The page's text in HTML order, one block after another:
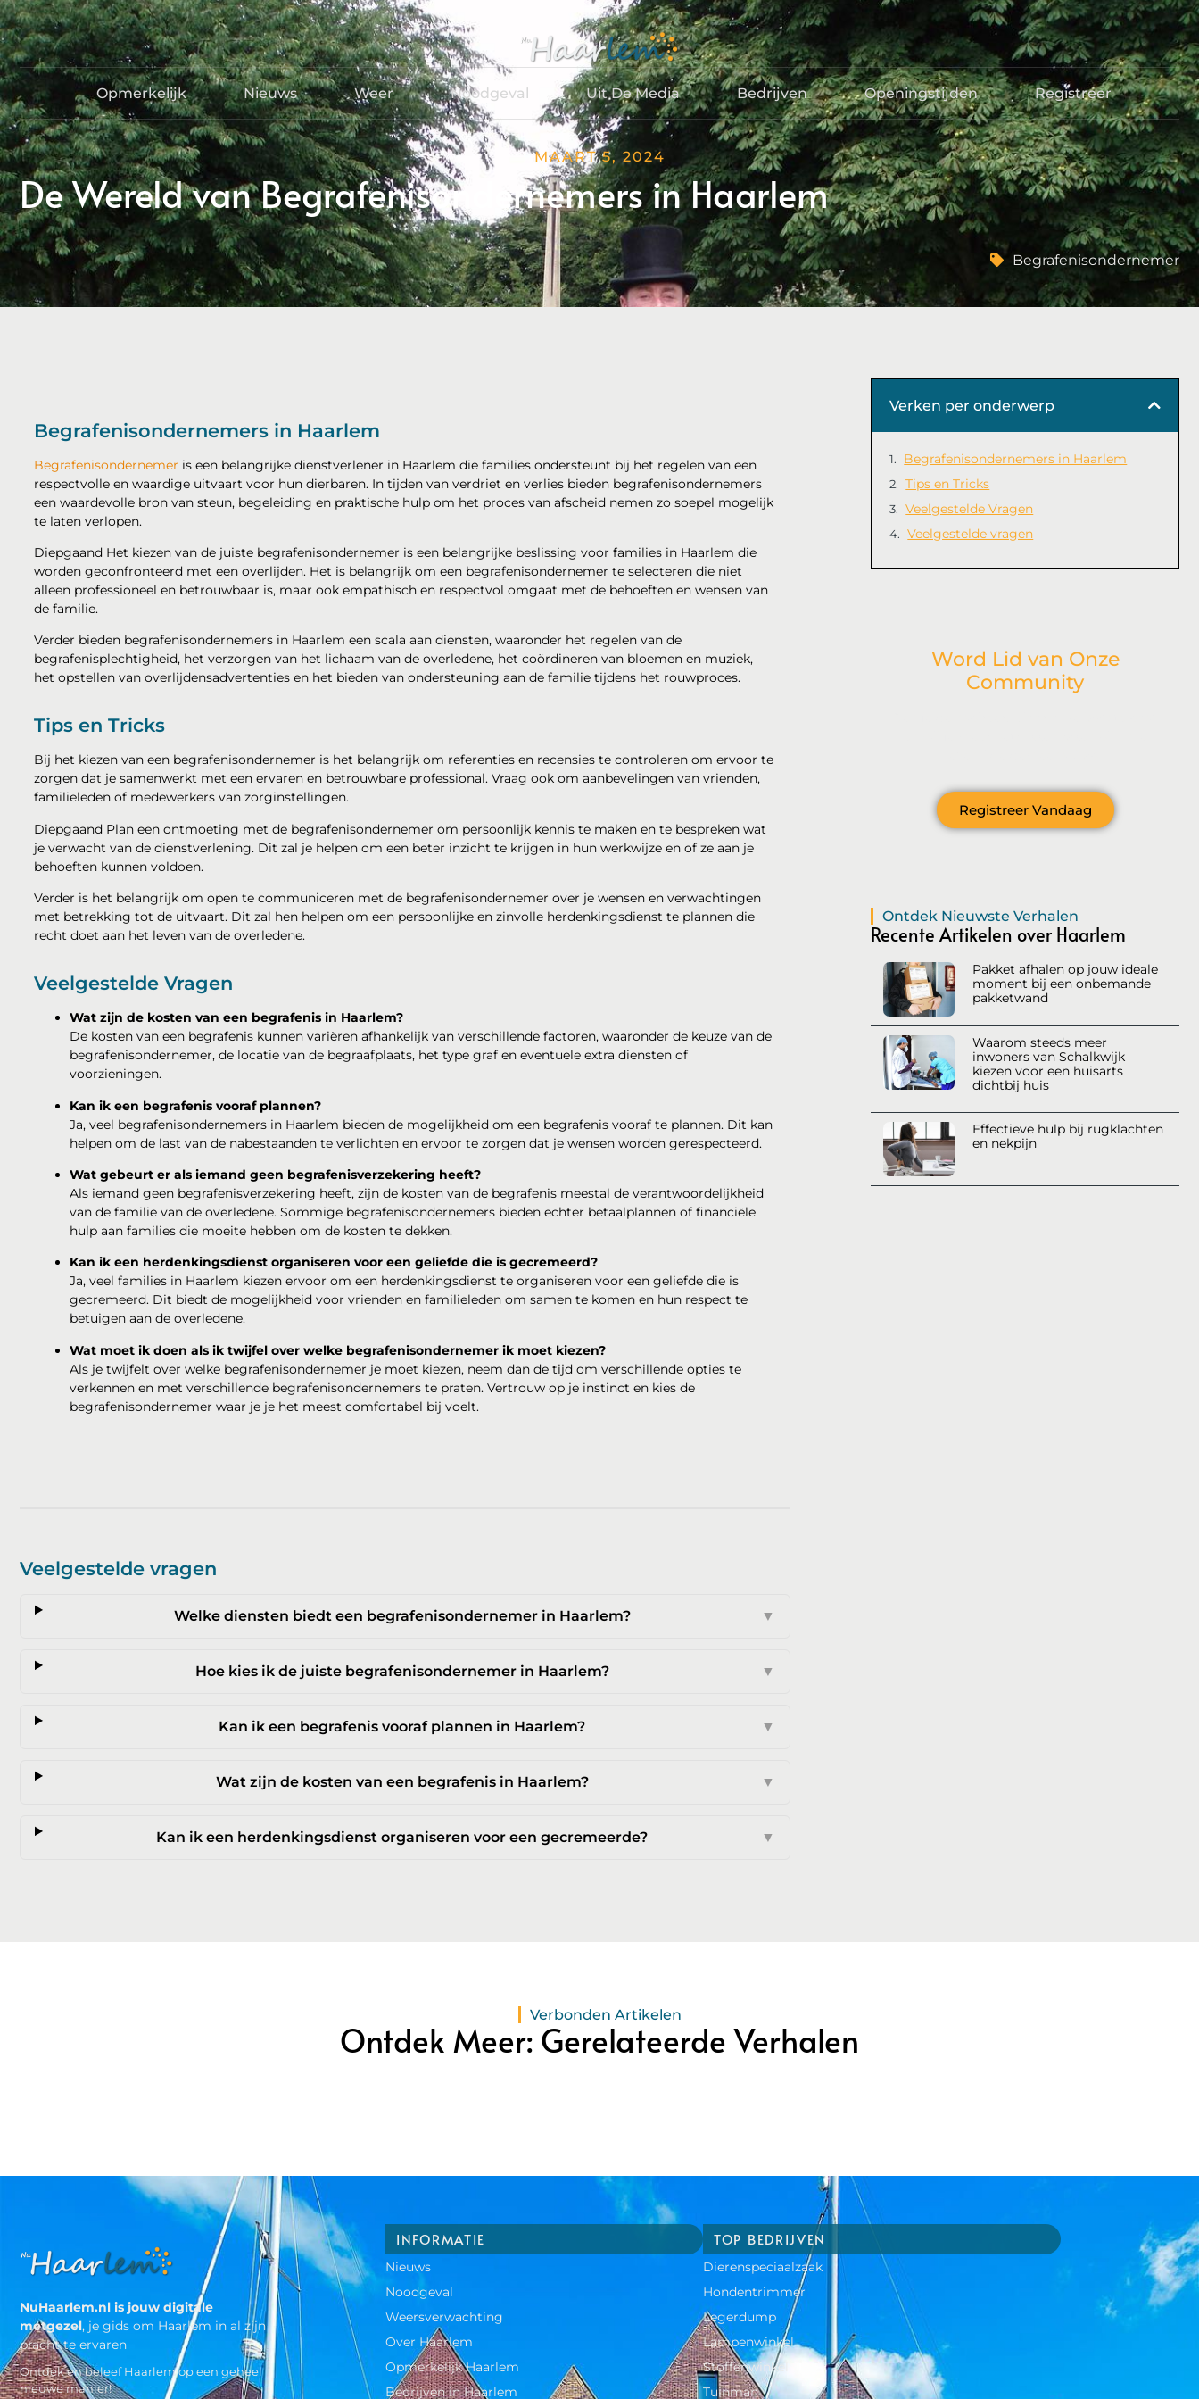
Opmerkelijk Nieuws Weer Noodgeval Uit De Media Bedrijven Openingstijden Registreer
MAART 5, 2024
De Wereld van Begrafenisondernemers in Haarlem
Begrafenisondernemer
Begrafenisondernemers in Haarlem
Begrafenisondernemer is een belangrijke dienstverlener in Haarlem die families ondersteunt bij het regelen van een
respectvolle en waardige uitvaart voor hun dierbaren. In tijden van verdriet en verlies bieden begrafenisondernemers
een waardevolle bron van steun, begeleiding en praktische hulp om het proces van afscheid nemen zo soepel mogelijk
te laten verlopen.
Diepgaand Het kiezen van de juiste begrafenisondernemer is een belangrijke beslissing voor families in Haarlem die
worden geconfronteerd met een overlijden. Het is belangrijk om een begrafenisondernemer te selecteren die niet
alleen professioneel en betrouwbaar is, maar ook empathisch en respectvol omgaat met de behoeften en wensen van
de familie.
Verder bieden begrafenisondernemers in Haarlem een scala aan diensten, waaronder het regelen van de
begrafenisplechtigheid, het verzorgen van het lichaam van de overledene, het coördineren van bloemen en muziek,
het opstellen van overlijdensadvertenties en het bieden van ondersteuning aan de familie tijdens het rouwproces.
Tips en Tricks
Bij het kiezen van een begrafenisondernemer is het belangrijk om referenties en recensies te controleren om ervoor te
zorgen dat je samenwerkt met een ervaren en betrouwbare professional. Vraag ook om aanbevelingen van vrienden,
familieleden of medewerkers van zorginstellingen.
Diepgaand Plan een ontmoeting met de begrafenisondernemer om persoonlijk kennis te maken en te bespreken wat
je verwacht van de dienstverlening. Dit zal je helpen om een beter inzicht te krijgen in hun werkwijze en of ze aan je
behoeften kunnen voldoen.
Verder is het belangrijk om open te communiceren met de begrafenisondernemer over je wensen en verwachtingen
met betrekking tot de uitvaart. Dit zal hen helpen om een persoonlijke en zinvolle herdenkingsdienst te plannen die
recht doet aan het leven van de overledene.
Veelgestelde Vragen
Wat zijn de kosten van een begrafenis in Haarlem?
De kosten van een begrafenis kunnen variëren afhankelijk van verschillende factoren, waaronder de keuze van de
begrafenisondernemer, de locatie van de begraafplaats, het type graf en eventuele extra diensten of
voorzieningen.
Kan ik een begrafenis vooraf plannen?
Ja, veel begrafenisondernemers in Haarlem bieden de mogelijkheid om een begrafenis vooraf te plannen. Dit kan
helpen om de last van de nabestaanden te verlichten en ervoor te zorgen dat je wensen worden gerespecteerd.
Wat gebeurt er als iemand geen begrafenisverzekering heeft?
Als iemand geen begrafenisverzekering heeft, zijn de kosten van de begrafenis meestal de verantwoordelijkheid
van de familie van de overledene. Sommige begrafenisondernemers bieden echter betaalplannen of financiële
hulp aan families die moeite hebben om de kosten te dekken.
Kan ik een herdenkingsdienst organiseren voor een geliefde die is gecremeerd?
Ja, veel families in Haarlem kiezen ervoor om een herdenkingsdienst te organiseren voor een geliefde die is
gecremeerd. Dit biedt de mogelijkheid voor vrienden en familieleden om samen te komen en hun respect te
betuigen aan de overledene.
Wat moet ik doen als ik twijfel over welke begrafenisondernemer ik moet kiezen?
Als je twijfelt over welke begrafenisondernemer je moet kiezen, neem dan de tijd om verschillende opties te
verkennen en met verschillende begrafenisondernemers te praten. Vertrouw op je instinct en kies de
begrafenisondernemer waar je je het meest comfortabel bij voelt.
Veelgestelde vragen
Welke diensten biedt een begrafenisondernemer in Haarlem? ▼
Hoe kies ik de juiste begrafenisondernemer in Haarlem? ▼
Kan ik een begrafenis vooraf plannen in Haarlem? ▼
Wat zijn de kosten van een begrafenis in Haarlem? ▼
Kan ik een herdenkingsdienst organiseren voor een gecremeerde? ▼
Verken per onderwerp
Begrafenisondernemers in Haarlem
Tips en Tricks
Veelgestelde Vragen
Veelgestelde vragen
Word Lid van Onze
Community
Registreer Vandaag
Ontdek Nieuwste Verhalen
Recente Artikelen over Haarlem
Pakket afhalen op jouw ideale
moment bij een onbemande
pakketwand
Waarom steeds meer
inwoners van Schalkwijk
kiezen voor een huisarts
dichtbij huis
Effectieve hulp bij rugklachten
en nekpijn
Verbonden Artikelen
Ontdek Meer: Gerelateerde Verhalen
NuHaarlem.nl is jouw digitale
metgezel, je gids om Haarlem in al zijn
pracht te ervaren
Ontdek en beleef Haarlem op een geheel
nieuwe manier!
INFORMATIE
Nieuws
Noodgeval
Weersverwachting
Over Haarlem
Opmerkelijk Haarlem
Bedrijven in Haarlem
TOP BEDRIJVEN
Dierenspeciaalzaak
Hondentrimmer
Legerdump
Lampenwinkel
Stoffenwinkel
Tuinman